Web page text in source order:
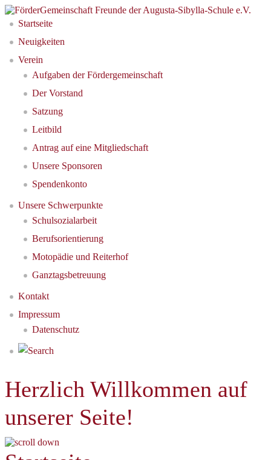
Startseite
Neuigkeiten
Verein
Aufgaben der Fördergemeinschaft
Der Vorstand
Satzung
Leitbild
Antrag auf eine Mitgliedschaft
Unsere Sponsoren
Spendenkonto
Unsere Schwerpunkte
Schulsozialarbeit
Berufsorientierung
Motopädie und Reiterhof
Ganztagsbetreuung
Kontakt
Impressum
Datenschutz
Herzlich Willkommen auf
unserer Seite!